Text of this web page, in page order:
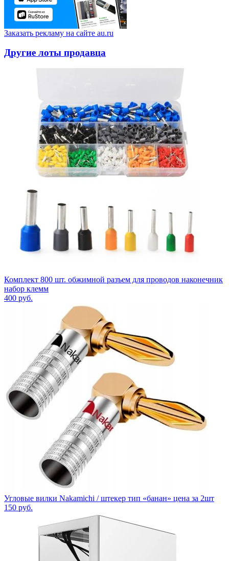
Заказать рекламу на сайте au.ru
Другие лоты продавца
Комплект 800 шт. обжимной разъем для проводов наконечник
набор клемм
400 руб.
Угловые вилки Nakamichi / штекер тип «банан» цена за 2шт
150 руб.